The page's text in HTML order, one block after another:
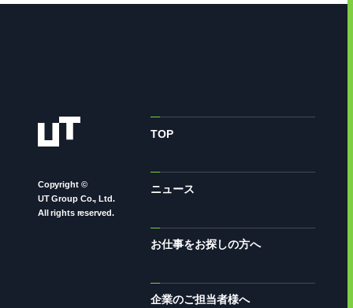
Copyright ©
UT Group Co., Ltd.
All rights reserved.
TOP
ニュース
お仕事をお探しの方へ
企業のご担当者様へ